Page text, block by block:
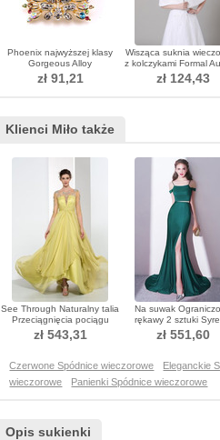
Phoenix najwyższej klasy
Gorgeous Alloy
inkrustowane diamentowe
Broszka
zł 91,21
Wisząca suknia
z kolczykami Formal
zł 124,43
Klienci Miło także
See Through Naturalny talia
Przeciągnięcia pociągu
Sukienka wieczorowe
zł 543,31
Na suwak
rękawy 2 sztuki
Sukienka
zł 551,60
Czerwone Spódnice wieczorowe Eleganckie
wieczorowe
Panienki Spódnice wieczorowe
Opis sukienki